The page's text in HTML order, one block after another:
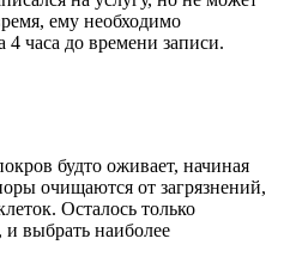
ему необходимо
4 часа до времени записи.
будто оживает, начиная
очищаются от загрязнений,
Осталось только
и выбрать наиболее